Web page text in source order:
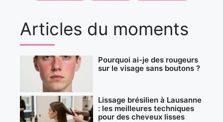
Articles du moments
Pourquoi ai-je des rougeurs
sur le visage sans boutons ?
Lissage brésilien à Lausanne
: les meilleures techniques
pour des cheveux lisses